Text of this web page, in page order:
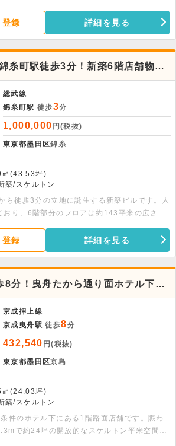
登録 詳細を見る
糸町駅徒歩3分！新築6階店舗物
総武線
錦糸町駅 徒歩3分
1,000,000 円(税抜)
東京都墨田区錦糸
㎡(43.53坪)
築/スケルトン
ら徒歩3分の立地に誕生する新築ビルです。人
おり、6階部分のフロアは約143平米の広さが
登録 詳細を見る
8分！曳舟たから通り面ホテル下1
京成押上線
京成曳舟駅 徒歩8分
432,540 円(税抜)
東京都墨田区京島
㎡(24.03坪)
築/スケルトン
件のホテル下にある1階路面店舗です。賑わ
で約24坪の開放的なスケルトン平米空間。